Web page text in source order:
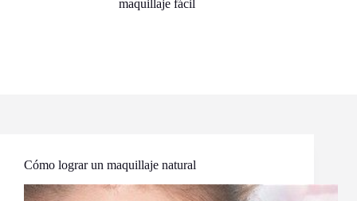
maquillaje fácil
Cómo lograr un maquillaje natural